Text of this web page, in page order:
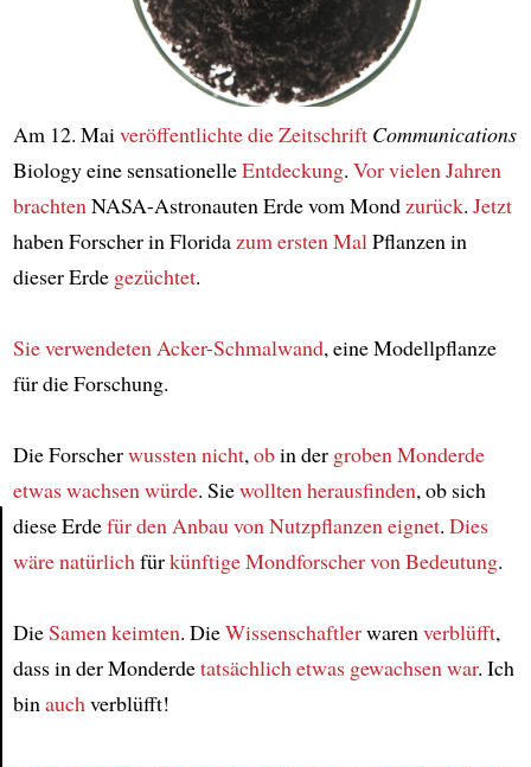
Article
Am 12. Maiveröffentlichtedie Zeitschrift Communications
Biology eine sensationelleEntdeckung. Vor vielen Jahren
brachtenNASA-Astronauten Erde vom Mondzurück. Jetzt
haben Forscher in Floridazum ersten MalPflanzen in
dieser Erde gezüchtet.
Sie verwendetenAcker-Schmalwand, eine Modellpflanze
für die Forschung.
Die Forscherwussten nicht,obin der groben Monderde
etwas wachsen würde. Siewollten herausfinden, ob sich
diese Erdefür den Anbau vonNutzpflanzeneignet. Dies
wäre natürlichfürkünftige Mondforschervon Bedeutung.
DieSamenkeimten. DieWissenschaftlerwarenverblüfft,
dass in der Monderdetatsächlichetwas gewachsen war. Ich
binauchverblüfft!